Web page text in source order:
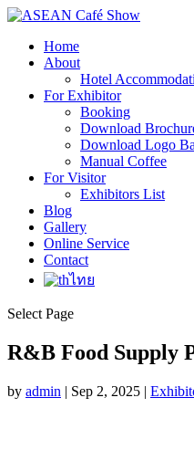
Home
About
Hotel
For Exhibitor
Booking
Download
Download Logo
Manual Coffee
For Visitor
Exhibitors List
Blog
Gallery
Online Service
Contact
ไทย
Select Page
R&B Food Supply
by admin | Sep 2, 2025 |